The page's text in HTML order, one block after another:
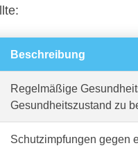
Beschreibung
Regelmäßige
Gesundheitszustand zu
Schutzimpfungen gegen